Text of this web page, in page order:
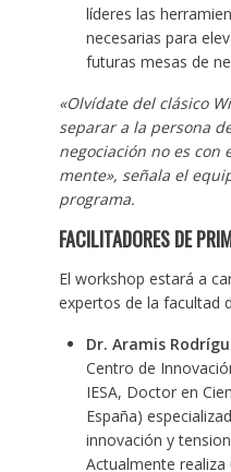
líderes las
necesarias para
futuras mesas de
«Olvídate del clásico
separar a la persona
negociación no es con
mente», señala el
programa.
FACILITADORES DE
El workshop estará a
expertos de la facultad
Dr. Aramis
Centro de
IESA, Doctor en
España)
innovación y
Actualmente